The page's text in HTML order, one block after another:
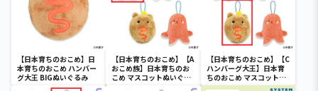
【日本育ちのおこめ】日
本育ちのおこめ ハンバー
グ大王 BIGぬいぐるみ
【日本育ちのおこめ】【A
おこめ族】日本育ちのお
こめ マスコットぬいぐる
【日本育ちのおこめ】【C
ハンバーグ大王】日本育
ちのおこめ マスコットぬ
いぐるみ